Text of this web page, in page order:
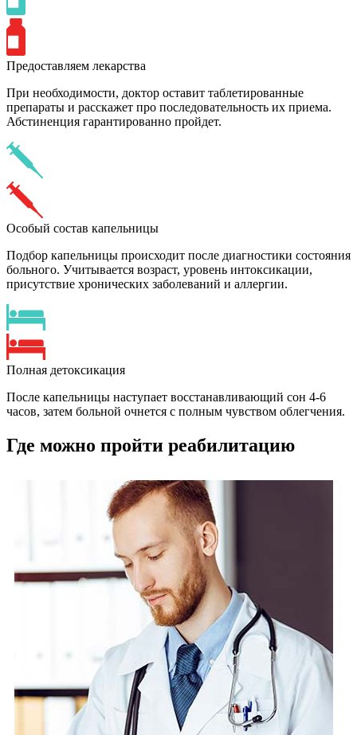
Предоставляем лекарства
При необходимости, доктор оставит таблетированные
препараты и расскажет про последовательность их приема.
Абстиненция гарантированно пройдет.
Особый состав капельницы
Подбор капельницы происходит после диагностики состояния
больного. Учитывается возраст, уровень интоксикации,
присутствие хронических заболеваний и аллергии.
Полная детоксикация
После капельницы наступает восстанавливающий сон 4-6
часов, затем больной очнется с полным чувством облегчения.
Где можно пройти реабилитацию